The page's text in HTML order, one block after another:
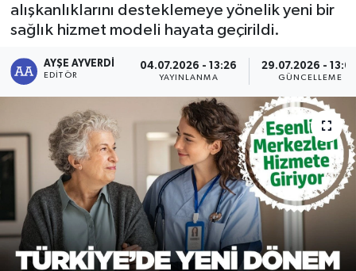
alışkanlıklarını desteklemeye yönelik yeni bir
sağlık hizmet modeli hayata geçirildi.
AYŞE AYVERDI
EDITÖR
04.07.2026 - 13:26
YAYINLANMA
29.07.2026 -
GÜNCELLEME
Çevre
Dünya
İletişim
Künye
SPOR
Vefat
Video